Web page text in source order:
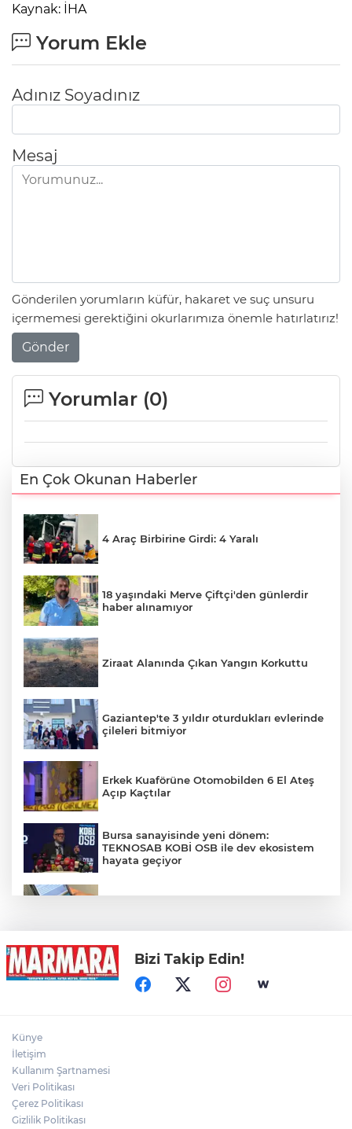
Kaynak: İHA
Yorum Ekle
Adınız Soyadınız
Mesaj
Gönderilen yorumların küfür, hakaret ve suç unsuru
içermemesi gerektiğini okurlarımıza önemle hatırlatırız!
Gönder
Yorumlar (0)
En Çok Okunan Haberler
4 Araç Birbirine Girdi: 4 Yaralı
18 yaşındaki Merve Çiftçi'den günlerdir
haber alınamıyor
Ziraat Alanında Çıkan Yangın Korkuttu
Gaziantep'te 3 yıldır oturdukları evlerinde
çileleri bitmiyor
Erkek Kuaförüne Otomobilden 6 El Ateş
Açıp Kaçtılar
Bursa sanayisinde yeni dönem:
TEKNOSAB KOBİ OSB ile dev ekosistem
hayata geçiyor
Antalya'da turistlere dadanan plaj faresi
suç makinesi çıktı
Bizi Takip Edin!
Künye
İletişim
Kullanım Şartnamesi
Veri Politikası
Çerez Politikası
Gizlilik Politikası